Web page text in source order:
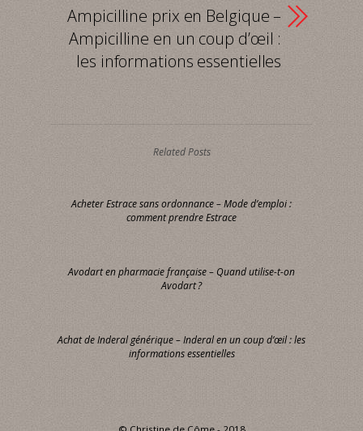
Ampicilline prix en Belgique –
Ampicilline en un coup d’œil :
les informations essentielles
Related Posts
Acheter Estrace sans ordonnance – Mode d’emploi :
comment prendre Estrace
Avodart en pharmacie française – Quand utilise-t-on
Avodart ?
Achat de Inderal générique – Inderal en un coup d’œil : les
informations essentielles